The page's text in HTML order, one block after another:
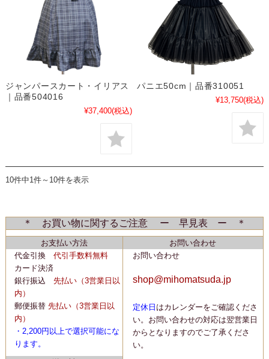
ジャンパースカート・イリアス
｜品番504016
¥37,400(税込)
パニエ50cm｜品番310051
¥13,750(税込)
10件中1件～10件を表示
＊ お買い物に関するご注意 ー 早見表 ー ＊
お支払い方法
代金引換
代引手数料無料
カード決済
銀行振込
先払い（3営業日以
内）
郵便振替 先払い（3営業日以
内）
・2,200円以上で選択可能にな
ります。
お問い合わせ
お問い合わせ
shop@mihomatsuda.jp
定休日 はカレンダーをご確認くださ
い。 お問い合わせの対応は翌営業日
からとなりますのでご了承くださ
い。